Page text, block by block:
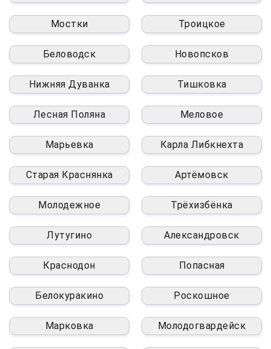
Мостки Троицкое
Беловодск Новопсков
Нижняя Дуванка Тишковка
Лесная Поляна Меловое
Марьевка Карла Либкнехта
Старая Краснянка Артёмовск
Молодежное Трёхизбёнка
Лутугино Александровск
Краснодон Попасная
Белокуракино Роскошное
Марковка Молодогвардейск